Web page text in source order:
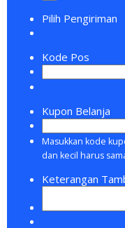
Pilih Pengiriman
Kode Pos
Kupon Belanja
Masukkan kode
dan kecil harus
Keterangan